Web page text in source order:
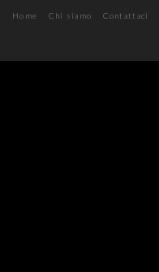
Home Chi siamo Contattaci